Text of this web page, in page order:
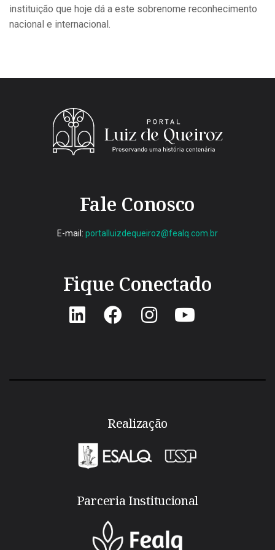
instituição que hoje dá a este sobrenome reconhecimento
nacional e internacional.
Fale Conosco
E-mail: portalluizdequeiroz@fealq.com.br
Fique Conectado
Realização
Parceria Institucional